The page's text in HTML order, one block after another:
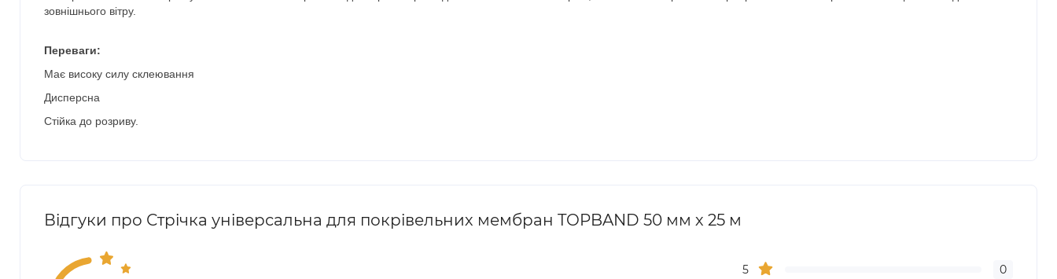
зовнішнього вітру.
Переваги:
Має високу силу склеювання
Дисперсна
Стійка до розриву.
Відгуки про Стрічка універсальна для покрівельних мембран TOPBAND 50 мм х 25 м
5
0